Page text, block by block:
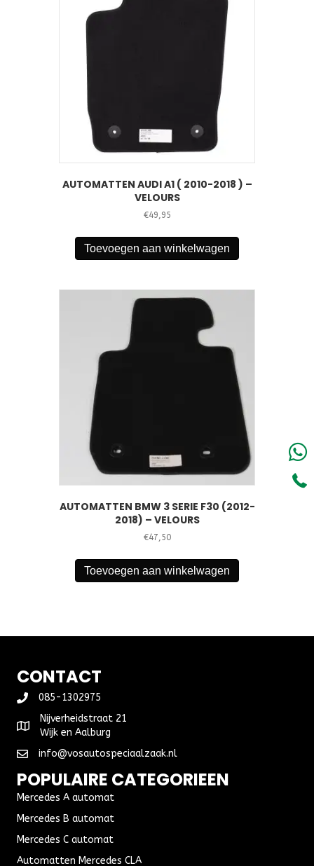
AUTOMATTEN AUDI A1 ( 2010-2018 ) –
VELOURS
€49,95
Toevoegen aan winkelwagen
AUTOMATTEN BMW 3 SERIE F30 (2012-
2018) – VELOURS
€47,50
Toevoegen aan winkelwagen
CONTACT
085-1302975
Nijverheidstraat 21
Wijk en Aalburg
info@vosautospeciaalzaak.nl
POPULAIRE CATEGORIEEN
Mercedes A automat
Mercedes B automat
Mercedes C automat
Automatten Mercedes CLA